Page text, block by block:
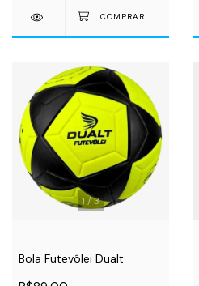
1/3
Bola Futevôlei Dualt